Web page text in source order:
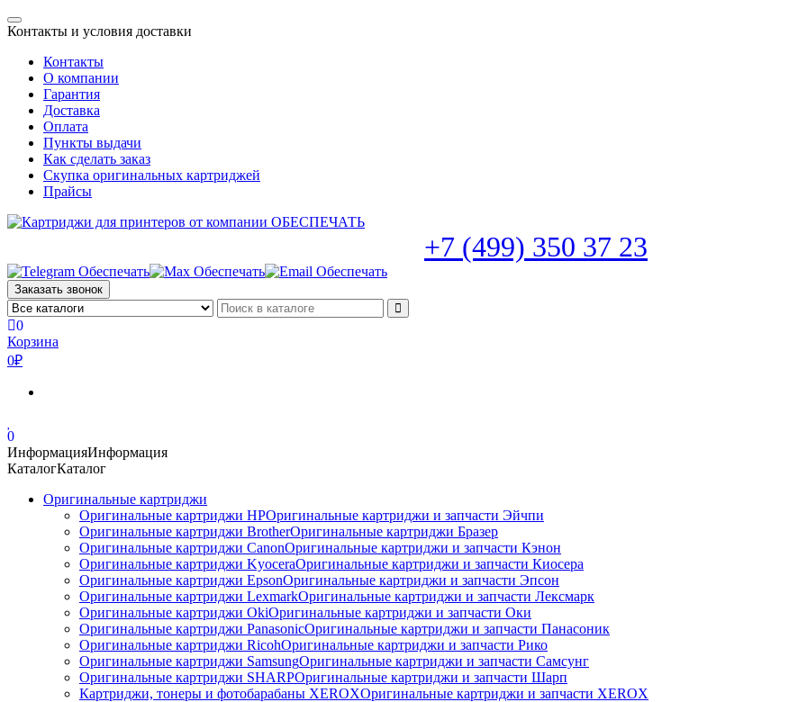
Skip
to
content
Toggle
navigation
Контакты и условия доставки
Контакты
О компании
Гарантия
Доставка
Оплата
Пункты выдачи
Как сделать заказ
Скупка оригинальных картриджей
Прайсы
+7 (499) 350 37 23
Заказать звонок
0
Корзина
0₽
0
ИнформацияИнформация
КаталогКаталог
Оригинальные картриджи
Оригинальные картриджи HPОригинальные картриджи и запчасти Эйчпи
Оригинальные картриджи BrotherОригинальные картриджи Бразер
Оригинальные картриджи CanonОригинальные картриджи и запчасти Кэнон
Оригинальные картриджи KyoceraОригинальные картриджи и запчасти Киосера
Оригинальные картриджи EpsonОригинальные картриджи и запчасти Эпсон
Оригинальные картриджи LexmarkОригинальные картриджи и запчасти Лексмарк
Оригинальные картриджи ОkiОригинальные картриджи и запчасти Оки
Оригинальные картриджи PanasonicОригинальные картриджи и запчасти Панасоник
Оригинальные картриджи RicohОригинальные картриджи и запчасти Рико
Оригинальные картриджи SamsungОригинальные картриджи и запчасти Самсунг
Оригинальные картриджи SHARPОригинальные картриджи и запчасти Шарп
Картриджи, тонеры и фотобарабаны XEROXОригинальные картриджи и запчасти XEROX